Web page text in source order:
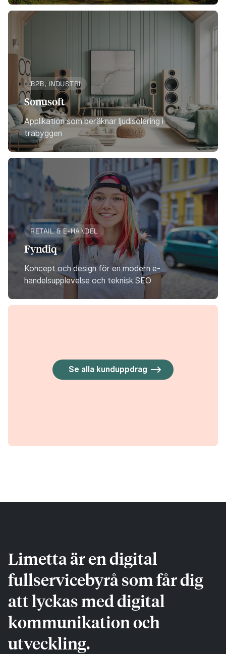
B2B, INDUSTRI
Sonusoft
Applikation som beräknar ljudisolering i
träbyggen
RETAIL & E-HANDEL
Fyndiq
Koncept och design för en modern e-
handelsupplevelse och teknisk SEO
Se alla kunduppdrag
Limetta är en digital
fullservicebyrå som får dig
att lyckas med digital
kommunikation och
utveckling.